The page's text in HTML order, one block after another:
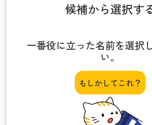
候補から選択す
一番役に立った名前を選択
い。
もしかしてこれ？